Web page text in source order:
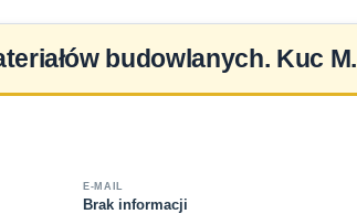
budowlanych. Kuc M.
E-MAIL
Brak informacji